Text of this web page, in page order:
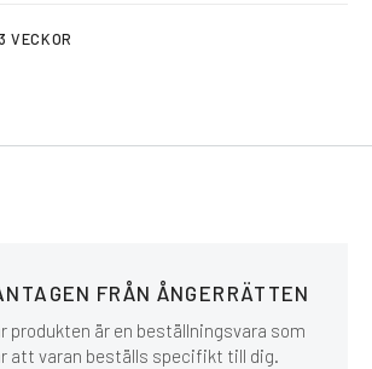
VECKOR
FRÅN ÅNGERRÄTTEN
produkten är en beställningsvara som
att varan beställs specifikt till dig.